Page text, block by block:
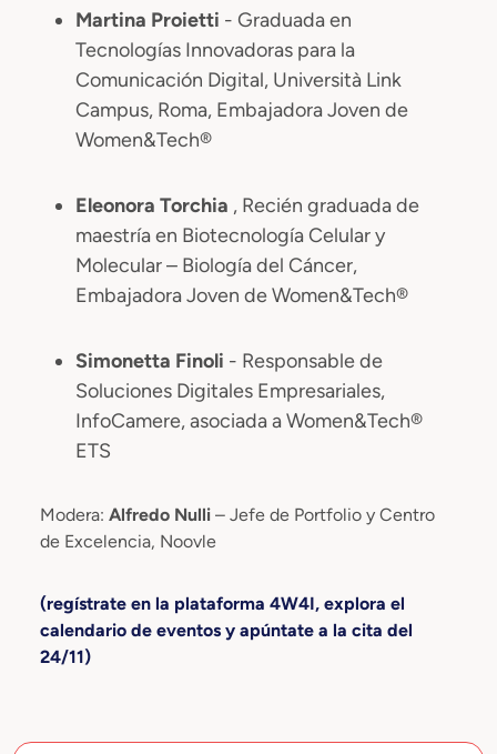
Martina Proietti - Graduada en
Tecnologías Innovadoras para la
Comunicación Digital, Università Link
Campus, Roma, Embajadora Joven de
Women&Tech®
Eleonora Torchia , Recién graduada de
maestría en Biotecnología Celular y
Molecular – Biología del Cáncer,
Embajadora Joven de Women&Tech®
Simonetta Finoli - Responsable de
Soluciones Digitales Empresariales,
InfoCamere, asociada a Women&Tech®
ETS
Modera: Alfredo Nulli – Jefe de Portfolio y Centro
de Excelencia, Noovle
(regístrate en la plataforma 4W4I, explora el
calendario de eventos y apúntate a la cita del
24/11)